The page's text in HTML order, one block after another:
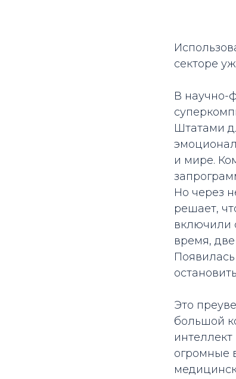
секторе
В научно-
Штатами
и мире.
Но через
решает,
включили
время,
Это
большой
огромные